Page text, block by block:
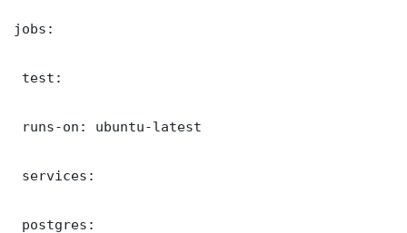
jobs:
test:
runs-on: ubuntu-latest
services:
postgres: